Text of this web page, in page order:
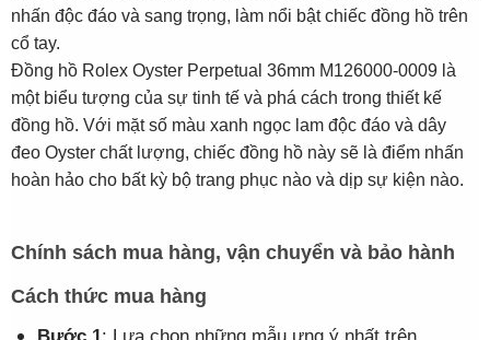
nhấn độc đáo và sang trọng, làm nổi bật chiếc đồng hồ trên
cổ tay.
Đồng hồ Rolex Oyster Perpetual 36mm M126000-0009 là
một biểu tượng của sự tinh tế và phá cách trong thiết kế
đồng hồ. Với mặt số màu xanh ngọc lam độc đáo và dây
đeo Oyster chất lượng, chiếc đồng hồ này sẽ là điểm nhấn
hoàn hảo cho bất kỳ bộ trang phục nào và dịp sự kiện nào.
Chính sách mua hàng, vận chuyển và bảo hành
Cách thức mua hàng
Bước 1: Lựa chọn những mẫu ưng ý nhất trên